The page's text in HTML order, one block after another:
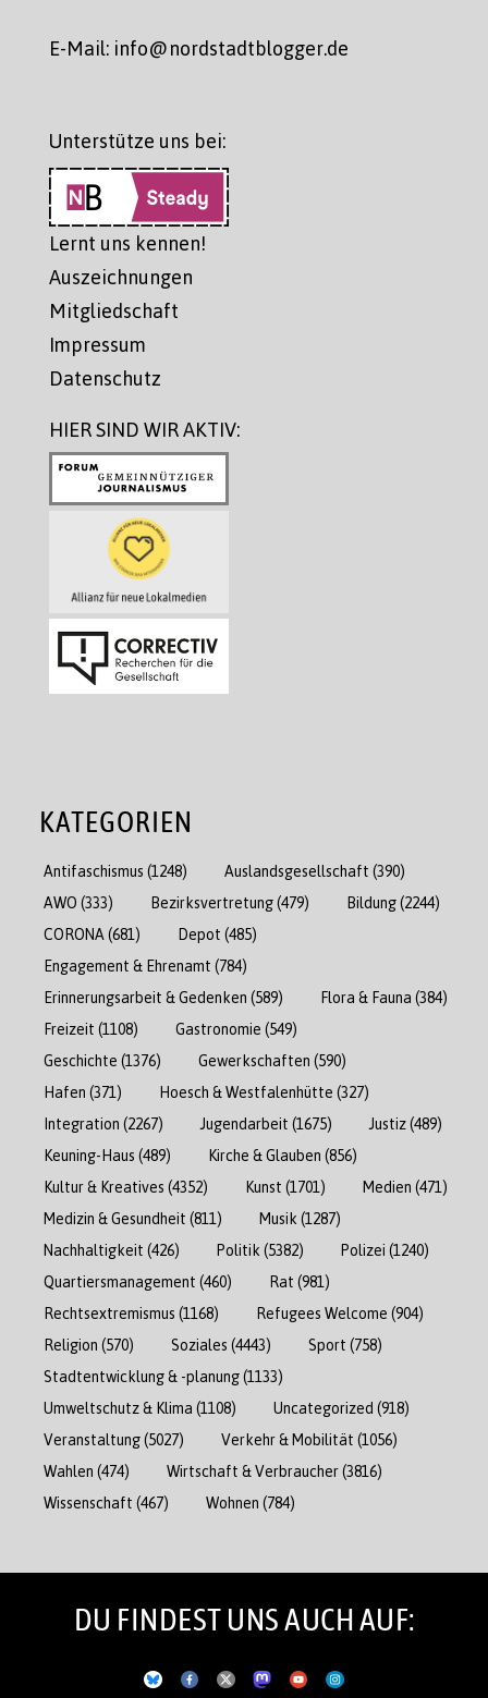
E-Mail: info@nordstadtblogger.de
Unterstütze uns bei:
Lernt uns kennen!
Auszeichnungen
Mitgliedschaft
Impressum
Datenschutz
HIER SIND WIR AKTIV:
KATEGORIEN
Antifaschismus (1248) Auslandsgesellschaft (390)
AWO (333) Bezirksvertretung(479) Bildung(2244)
CORONA (681) Depot (485)
Engagement & Ehrenamt (784)
Erinnerungsarbeit & Gedenken (589) Flora & Fauna (384)
Freizeit (1108) Gastronomie (549)
Geschichte (1376) Gewerkschaften (590)
Hafen (371) Hoesch & Westfalenhütte (327)
Integration (2267) Jugendarbeit (1675) Justiz(489)
Keuning-Haus (489) Kirche & Glauben (856)
Kultur & Kreatives (4352) Kunst (1701) Medien (471)
Medizin & Gesundheit (811) Musik (1287)
Nachhaltigkeit (426) Politik (5382) Polizei (1240)
Quartiersmanagement (460) Rat (981)
Rechtsextremismus (1168) Refugees Welcome (904)
Religion (570) Soziales (4443) Sport (758)
Stadtentwicklung & -planung(1133)
Umweltschutz & Klima (1108) Uncategorized (918)
Veranstaltung(5027) Verkehr & Mobilität (1056)
Wahlen (474) Wirtschaft & Verbraucher(3816)
Wissenschaft (467) Wohnen (784)
DU FINDEST UNS AUCH AUF: